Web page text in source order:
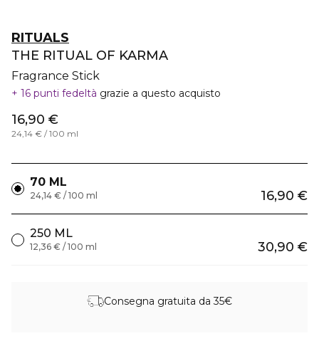
RITUALS
THE RITUAL OF KARMA
Fragrance Stick
16 punti fedeltà grazie a questo acquisto
16,90 €
24,14 € / 100 ml
70 ML
16,90 €
24,14 € / 100 ml
250 ML
30,90 €
12,36 € / 100 ml
Consegna gratuita da 35€